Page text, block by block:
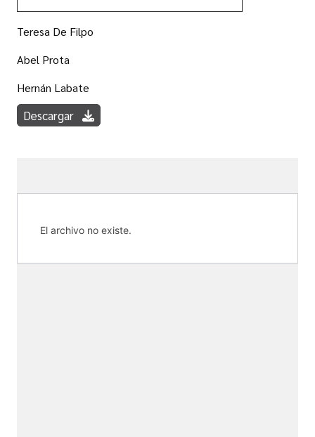
Teresa De Filpo
Abel Prota
Hernán Labate
Descargar